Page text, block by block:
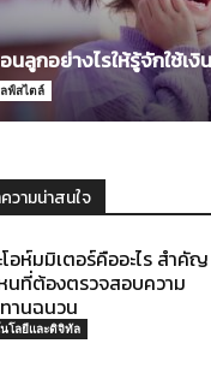
นลูกอย่างไรให้รู้จักใช้เงิน
ฟ์สไตล์
วามน่าสนใจ
โอห์มมิเตอร์คืออะไร สำคัญ
นที่ต้องตรวจสอบความ
านฉนวน
โลยีและดิจิทัล